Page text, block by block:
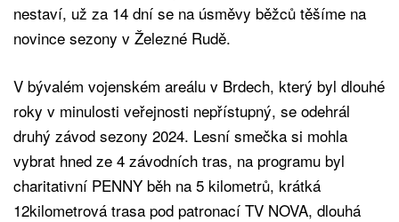
nestaví, už za 14 dní se na úsměvy běžců těšíme na
novince sezony v Železné Rudě.
V bývalém vojenském areálu v Brdech, který byl dlouhé
roky v minulosti veřejnosti nepřístupný, se odehrál
druhý závod sezony 2024. Lesní smečka si mohla
vybrat hned ze 4 závodních tras, na programu byl
charitativní PENNY běh na 5 kilometrů, krátká
12kilometrová trasa pod patronací TV NOVA, dlouhá